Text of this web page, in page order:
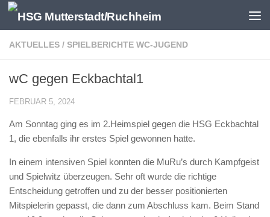
Zum Inhalt springen
AKTUELLES / SPIELBERICHTE WC-JUGEND
wC gegen Eckbachtal1
FEBRUAR 5, 2024
Am Sonntag ging es im 2.Heimspiel gegen die HSG Eckbachtal
1, die ebenfalls ihr erstes Spiel gewonnen hatte.
In einem intensiven Spiel konnten die MuRu’s durch Kampfgeist
und Spielwitz überzeugen. Sehr oft wurde die richtige
Entscheidung getroffen und zu der besser positionierten
Mitspielerin gepasst, die dann zum Abschluss kam. Beim Stand